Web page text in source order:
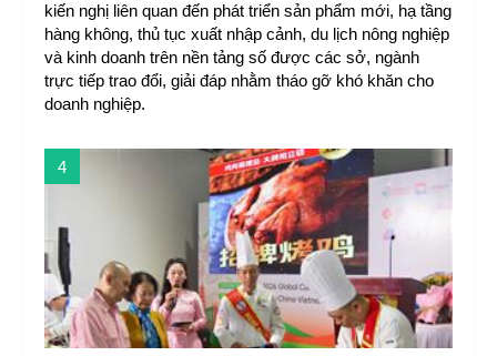
kiến nghị liên quan đến phát triển sản phẩm mới, hạ tầng
hàng không, thủ tục xuất nhập cảnh, du lịch nông nghiệp
và kinh doanh trên nền tảng số được các sở, ngành
trực tiếp trao đổi, giải đáp nhằm tháo gỡ khó khăn cho
doanh nghiệp.
4